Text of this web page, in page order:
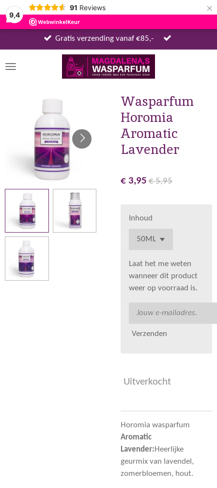
9,4
91 Reviews ×
Gratis verzending vanaf €85,-
Wasparfum
Horomia
Aromatic
Lavender
€ 3,95 € 5,95
Inhoud
Laat het me weten
wanneer dit product
weer op voorraad is.
Verzenden
Uitverkocht
Horomia wasparfum
Aromatic
Lavender:Heerlijke
geurmix van lavendel,
zomerbloemen, hout.